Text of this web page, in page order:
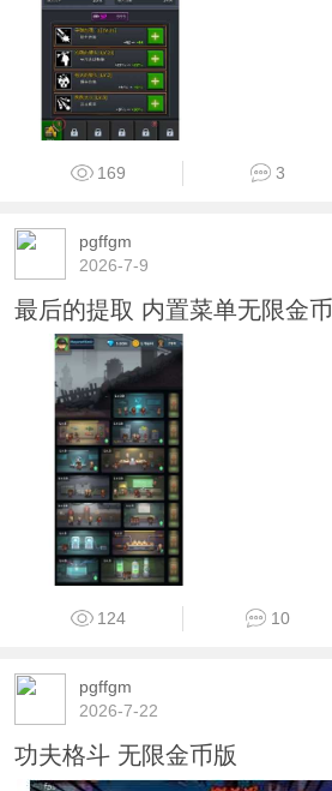
169 3
pgffgm
2026-7-9
最后的提取 内置菜单无限金
124 10
pgffgm
2026-7-22
功夫格斗 无限金币版